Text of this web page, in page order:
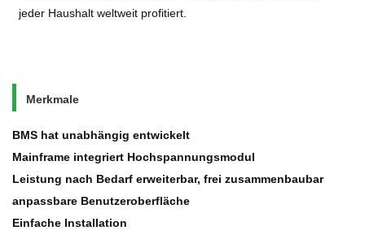
jeder Haushalt weltweit profitiert.
Merkmale
BMS hat unabhängig entwickelt
Mainframe integriert Hochspannungsmodul
Leistung nach Bedarf erweiterbar, frei zusammenbaubar
anpassbare Benutzeroberfläche
Einfache Installation